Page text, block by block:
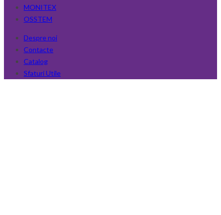
MONITEX
OSSTEM
Despre noi
Contacte
Catalog
Sfaturi Utile